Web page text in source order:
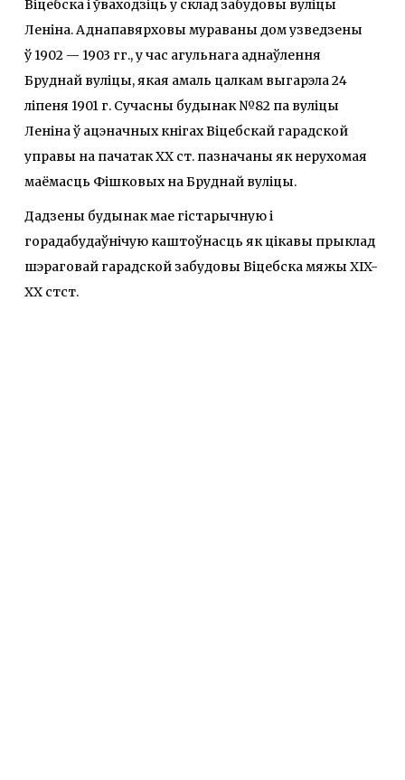
Віцебска і ўваходзіць у склад забудовы вуліцы
Леніна. Аднапавярховы мураваны дом узведзены
ў 1902 — 1903 гг., у час агульнага аднаўлення
Бруднай вуліцы, якая амаль цалкам выгарэла 24
ліпеня 1901 г. Сучасны будынак №82 па вуліцы
Леніна ў ацэначных кнігах Віцебскай гарадской
управы на пачатак XX ст. пазначаны як нерухомая
маёмасць Фішковых на Бруднай вуліцы.
Дадзены будынак мае гістарычную і
горадабудаўнічую каштоўнасць як цікавы прыклад
шэраговай гарадской забудовы Віцебска мяжы XIX-
XX cтст.